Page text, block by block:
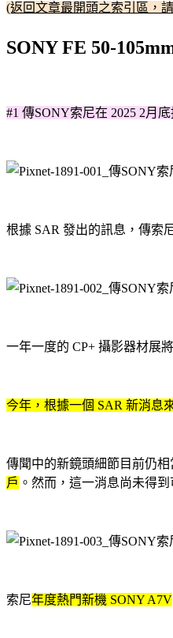
(返回文章最開頭之索引區，
SONY FE 50-
#1 傳SONY索尼在 2025 2月
根據 SAR 發出的訊息，傳索
一年一度的 CP+ 攝影器材展
今年，根據一個 SAR 新消息
傳聞中的新鏡頭細節目前仍
戶 。然而，這一消息尚未得
索尼年度熱門新機 SONY A7V